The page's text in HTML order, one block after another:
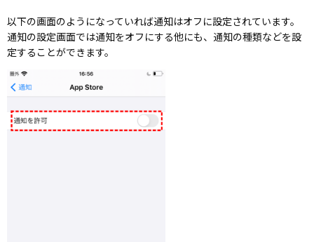
以下の画面のようになっていれば通知はオフに設定されています。
通知の設定画面では通知をオフにする他にも、通知の種類などを設
定することができます。